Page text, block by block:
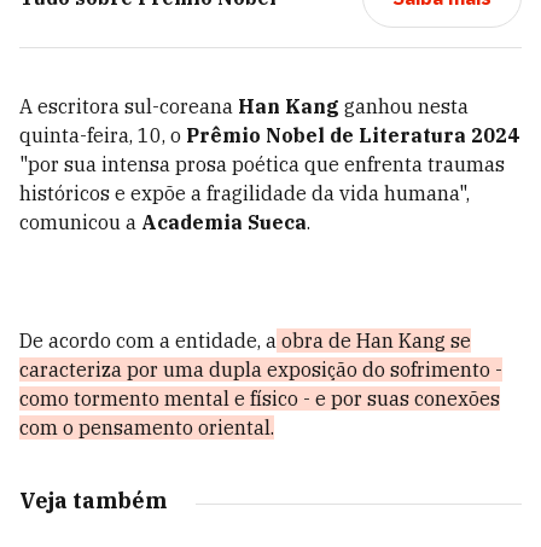
A escritora sul-coreana Han Kang ganhou nesta
quinta-feira, 10, o Prêmio Nobel de Literatura 2024
"por sua intensa prosa poética que enfrenta traumas
históricos e expõe a fragilidade da vida humana",
comunicou a Academia Sueca.
De acordo com a entidade, a obra de Han Kang se
caracteriza por uma dupla exposição do sofrimento -
como tormento mental e físico - e por suas conexões
com o pensamento oriental.
Veja também